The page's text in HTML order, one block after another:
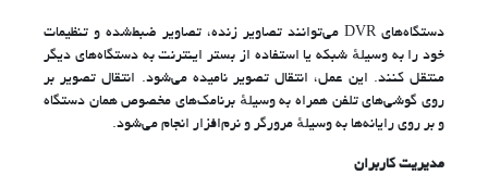
دستگاه‌های DVR می‌توانند تصاویر زنده، تصاویر ضبط‌شده و تنظیمات
خود را به وسیلهٔ شبکه یا استفاده از بستر اینترنت به دستگاه‌های دیگر
منتقل کنند. این عمل، انتقال تصویر نامیده می‌شود. انتقال تصویر بر
روی گوشی‌های تلفن همراه به وسیلهٔ برنامک‌های مخصوص همان دستگاه
و بر روی رایانه‌ها به وسیلهٔ مرورگر و نرم‌افزار انجام می‌شود.
مدیریت کاربران